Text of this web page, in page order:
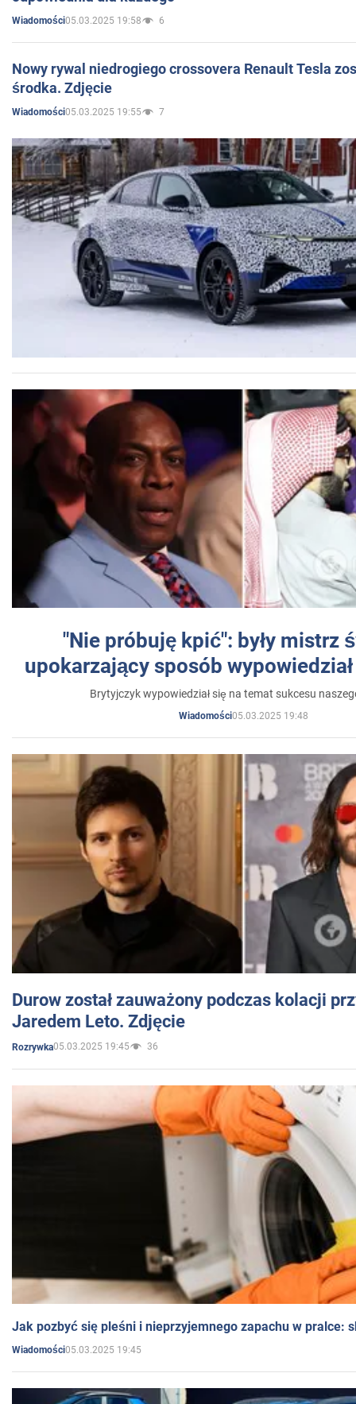
Wiadomości05.03.2025 19:58 6
Nowy rywal niedrogiego crossovera Renault Tesla
środka. Zdjęcie
Wiadomości05.03.2025 19:55 7
"Nie próbuję kpić": były mistrz
upokarzający sposób
Brytyjczyk wypowiedział się na temat sukcesu
Wiadomości05.03.2025 19:48
Durow został zauważony podczas kolacji
Jaredem Leto. Zdjęcie
Rozrywka05.03.2025 19:45 36
Jak pozbyć się pleśni i nieprzyjemnego zapachu w pralce:
Wiadomości05.03.2025 19:45